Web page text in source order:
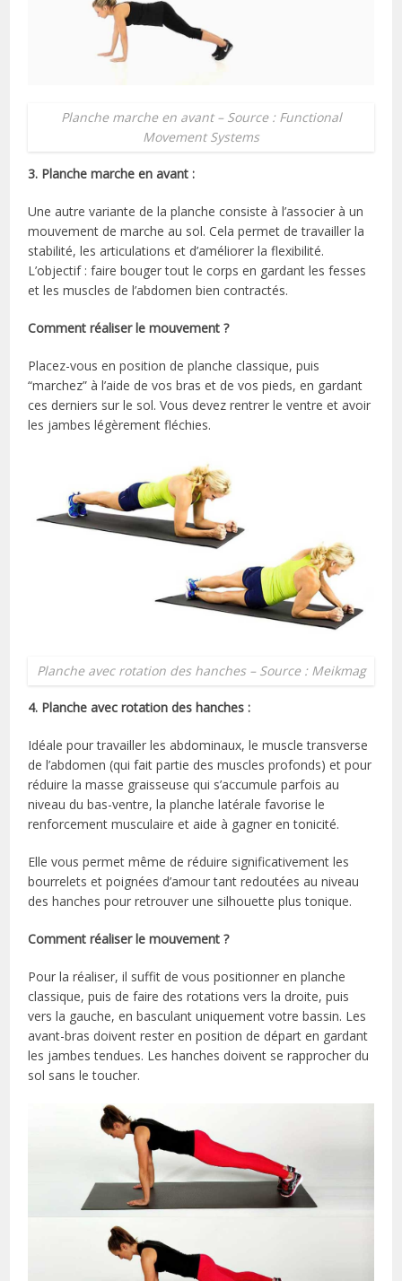
Planche marche en avant – Source : Functional
Movement Systems
3. Planche marche en avant :
Une autre variante de la planche consiste à l’associer à un
mouvement de marche au sol. Cela permet de travailler la
stabilité, les articulations et d’améliorer la flexibilité.
L’objectif : faire bouger tout le corps en gardant les fesses
et les muscles de l’abdomen bien contractés.
Comment réaliser le mouvement ?
Placez-vous en position de planche classique, puis
“marchez” à l’aide de vos bras et de vos pieds, en gardant
ces derniers sur le sol. Vous devez rentrer le ventre et avoir
les jambes légèrement fléchies.
Planche avec rotation des hanches – Source : Meikmag
4. Planche avec rotation des hanches :
Idéale pour travailler les abdominaux, le muscle transverse
de l’abdomen (qui fait partie des muscles profonds) et pour
réduire la masse graisseuse qui s’accumule parfois au
niveau du bas-ventre, la planche latérale favorise le
renforcement musculaire et aide à gagner en tonicité.
Elle vous permet même de réduire significativement les
bourrelets et poignées d’amour tant redoutées au niveau
des hanches pour retrouver une silhouette plus tonique.
Comment réaliser le mouvement ?
Pour la réaliser, il suffit de vous positionner en planche
classique, puis de faire des rotations vers la droite, puis
vers la gauche, en basculant uniquement votre bassin. Les
avant-bras doivent rester en position de départ en gardant
les jambes tendues. Les hanches doivent se rapprocher du
sol sans le toucher.